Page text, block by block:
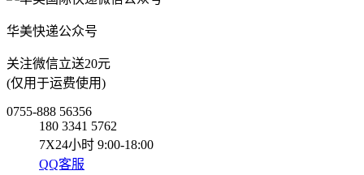
华美快递公众号
关注微信立送20元
(仅用于运费使用)
0755-888 56356
180 3341 5762
7X24小时 9:00-18:00
QQ客服